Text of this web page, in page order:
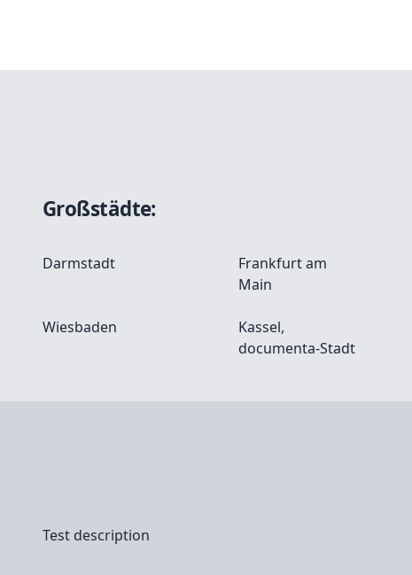
Großstädte:
Darmstadt
Frankfurt am
Main
Wiesbaden
Kassel,
documenta-Stadt
Test description